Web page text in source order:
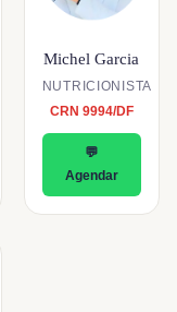
Michel Garcia
NUTRICIONISTA
CRN 9994/DF
💬
Agendar